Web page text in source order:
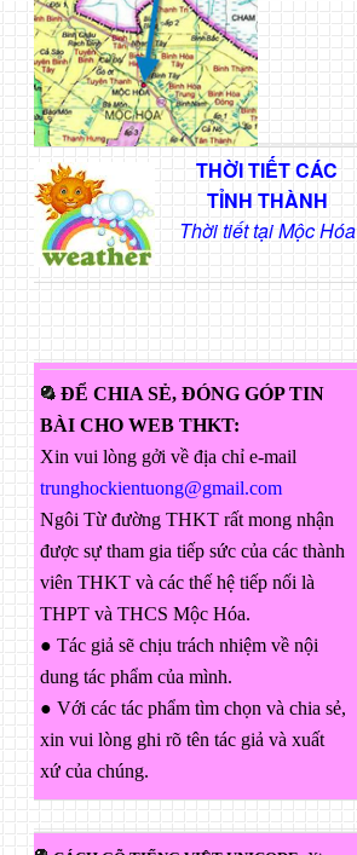
THỜI TIẾT CÁC
TỈNH THÀNH
Thời tiết tại Mộc Hóa
ĐỂ CHIA SẺ, ĐÓNG GÓP TIN
BÀI CHO WEB THKT:
Xin vui lòng gởi về địa chỉ e-mail
trunghockientuong@gmail.com
Ngôi Từ đường THKT rất mong nhận
được sự tham gia tiếp sức của các thành
viên THKT và các thế hệ tiếp nối là
THPT và THCS Mộc Hóa.
● Tác giả sẽ chịu trách nhiệm về nội
dung tác phẩm của mình.
● Với các tác phẩm tìm chọn và chia sẻ,
xin vui lòng ghi rõ tên tác giả và xuất
xứ của chúng.